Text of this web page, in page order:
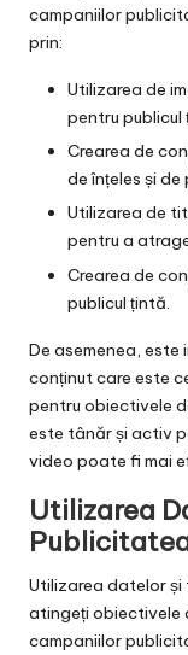
campaniilor
prin:
Utilizarea de
pentru publicul
Crearea de
de înțeles și
Utilizarea de
pentru a
Crearea de
publicul țintă.
De asemenea,
conținut care este
pentru obiectivele
este tânăr și activ
video poate fi mai
Utilizarea
Utilizarea datelor
atingeți obiectivele
campaniilor